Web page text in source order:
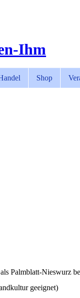
Ihm
Shop
Palmblatt-Nieswurz
geeignet)